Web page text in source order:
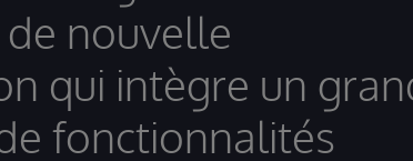
nouvelle
qui intègre un
fonctionnalités